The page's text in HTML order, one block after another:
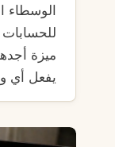
الوسطاء
للحسابات
يفعل أي